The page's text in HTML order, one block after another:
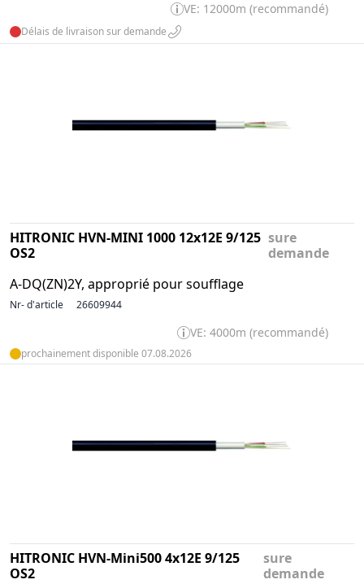
VE: 12000m (recommandé)
Délais de livraison sur demande
HITRONIC HVN-MINI 1000 12x12E 9/125
OS2
A-DQ(ZN)2Y, approprié pour soufflage
sure
demande
Nr- d'article 26609944
VE: 4000m (recommandé)
prochainement disponible 07.08.2026
HITRONIC HVN-Mini500 4x12E 9/125
OS2
sure
demande